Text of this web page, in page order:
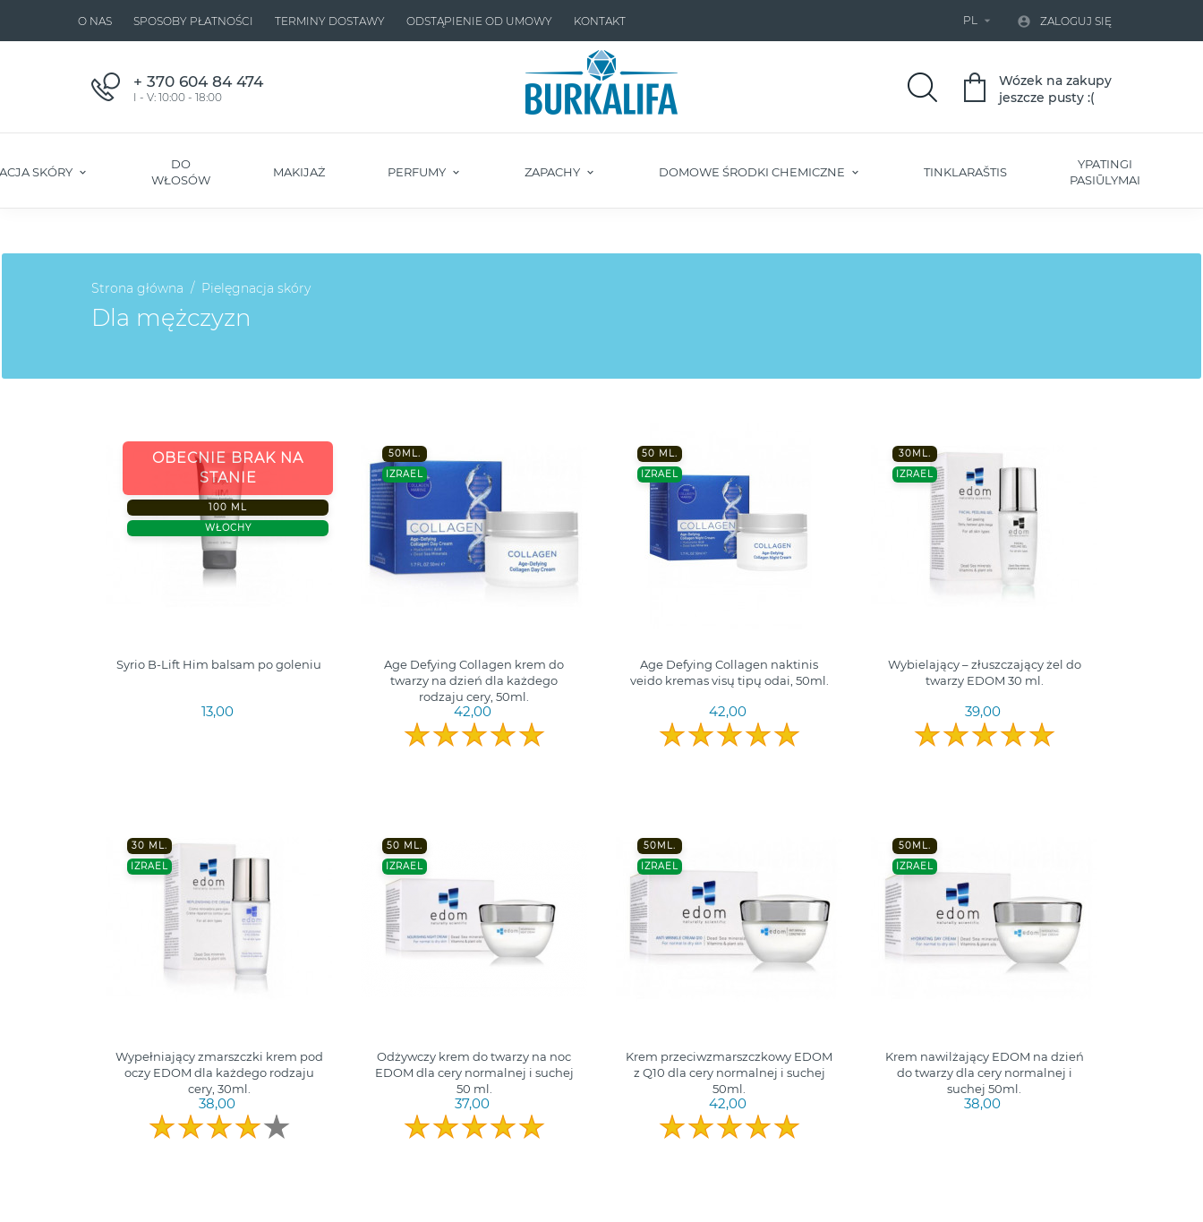
O NAS SPOSOBY PŁATNOŚCI TERMINY DOSTAWY ODSTĄPIENIE OD UMOWY KONTAKT PL   ZALOGUJ SIĘ
+ 370 604 84 474
I - V: 10:00 - 18:00
Wózek na zakupy
jeszcze pusty :(
SKÓRY
DO
WŁOSÓW
MAKIJAŻ PERFUMY ZAPACHY DOMOWE ŚRODKI CHEMICZNE TINKLARAŠTIS
YPATINGI
PASIŪLYMAI
Strona główna Pielęgnacja skóry
Dla mężczyzn
OBECNIE BRAK NA
STANIE
100 ML
WŁOCHY
Syrio B-Lift Him balsam po goleniu
13,00
50ML.
IZRAEL
Age Defying Collagen krem do
twarzy na dzień dla każdego
rodzaju cery, 50ml.
42,00
50 ML.
IZRAEL
Age Defying Collagen naktinis
veido kremas visų tipų odai, 50ml.
42,00
30ML.
IZRAEL
Wybielający – złuszczający żel do
twarzy EDOM 30 ml.
39,00
30 ML.
IZRAEL
Wypełniający zmarszczki krem pod
oczy EDOM dla każdego rodzaju
cery, 30ml.
38,00
50 ML.
IZRAEL
Odżywczy krem do twarzy na noc
EDOM dla cery normalnej i suchej
50 ml.
37,00
50ML.
IZRAEL
Krem przeciwzmarszczkowy EDOM
z Q10 dla cery normalnej i suchej
50ml.
42,00
50ML.
IZRAEL
Krem nawilżający EDOM na dzień
do twarzy dla cery normalnej i
suchej 50ml.
38,00